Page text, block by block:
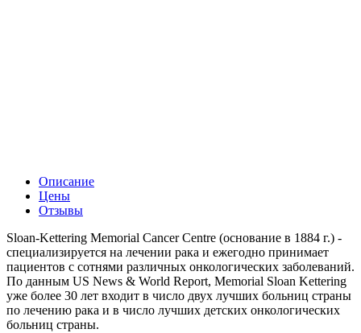
Описание
Цены
Отзывы
Sloan-Kettering Memorial Cancer Centre (основание в 1884 г.) -
специализируется на лечении рака и ежегодно принимает
пациентов с сотнями различных онкологических заболеваний.
По данным US News & World Report, Memorial Sloan Kettering
уже более 30 лет входит в число двух лучших больниц страны
по лечению рака и в число лучших детских онкологических
больниц страны.